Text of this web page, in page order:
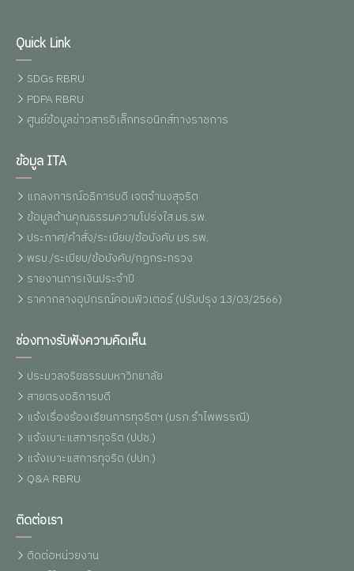
Quick Link
SDGs RBRU
PDPA RBRU
ศูนย์ข้อมูลข่าวสารอิเล็กทรอนิกส์ทางราชการ
ข้อมูล ITA
แถลงการณ์อธิการบดี เจตจำนงสุจริต
ข้อมูลด้านคุณธรรมความโปร่งใส มร.รพ.
ประกาศ/คำสั่ง/ระเบียบ/ข้อบังคับ มร.รพ.
พรบ./ระเบียบ/ข้อบังคับ/กฏกระทรวง
รายงานการเงินประจำปี
ราคากลางอุปกรณ์คอมพิวเตอร์ (ปรับปรุง 13/03/2566)
ช่องทางรับฟังความคิดเห็น
ประมวลจริยธรรมมหาวิทยาลัย
สายตรงอธิการบดี
แจ้งเรื่องร้องเรียนการทุจริตฯ (มรภ.รำไพพรรณี)
แจ้งเบาะแสการทุจริต (ปปช.)
แจ้งเบาะแสการทุจริต (ปปท.)
Q&A RBRU
ติดต่อเรา
ติดต่อหน่วยงาน